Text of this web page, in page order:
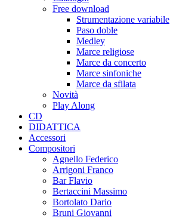
Free download
Strumentazione variabile
Paso doble
Medley
Marce religiose
Marce da concerto
Marce sinfoniche
Marce da sfilata
Novità
Play Along
CD
DIDATTICA
Accessori
Compositori
Agnello Federico
Arrigoni Franco
Bar Flavio
Bertaccini Massimo
Bortolato Dario
Bruni Giovanni